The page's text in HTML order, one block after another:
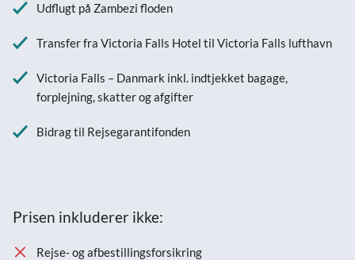
Udflugt på Zambezi floden
Transfer fra Victoria Falls Hotel til Victoria Falls lufthavn
Victoria Falls – Danmark inkl. indtjekket bagage,
forplejning, skatter og afgifter
Bidrag til Rejsegarantifonden
Prisen inkluderer ikke:
Rejse- og afbestillingsforsikring